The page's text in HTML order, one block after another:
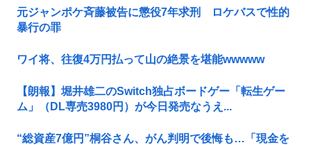
元ジャンポケ斉藤被告に懲役7年求刑 ロケバスで性的
暴行の罪
ワイ将、往復4万円払って山の絶景を堪能wwwww
【朗報】堀井雄二のSwitch独占ボードゲー「転生ゲー
ム」（DL専売3980円）が今日発売なうえ...
“総資産7億円”桐谷さん、がん判明で後悔も…「現金を